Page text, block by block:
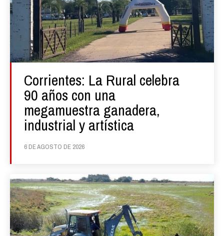
Corrientes: La Rural celebra
90 años con una
megamuestra ganadera,
industrial y artística
6 DE AGOSTO DE 2026